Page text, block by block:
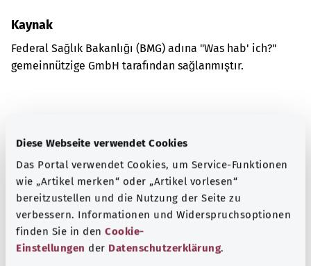
Diese Webseite verwendet Cookies
Das Portal verwendet Cookies, um Service-Funktionen
wie „Artikel merken“ oder „Artikel vorlesen“
bereitzustellen und die Nutzung der Seite zu
verbessern. Informationen und Widerspruchsoptionen
finden Sie in den Cookie-
Einstellungen der Datenschutzerklärung.
Kaynak
Federal Sağlık Bakanlığı (BMG) adına "Was hab' ich?"
gemeinnützige GmbH tarafından sağlanmıştır.
Diğer yazılar